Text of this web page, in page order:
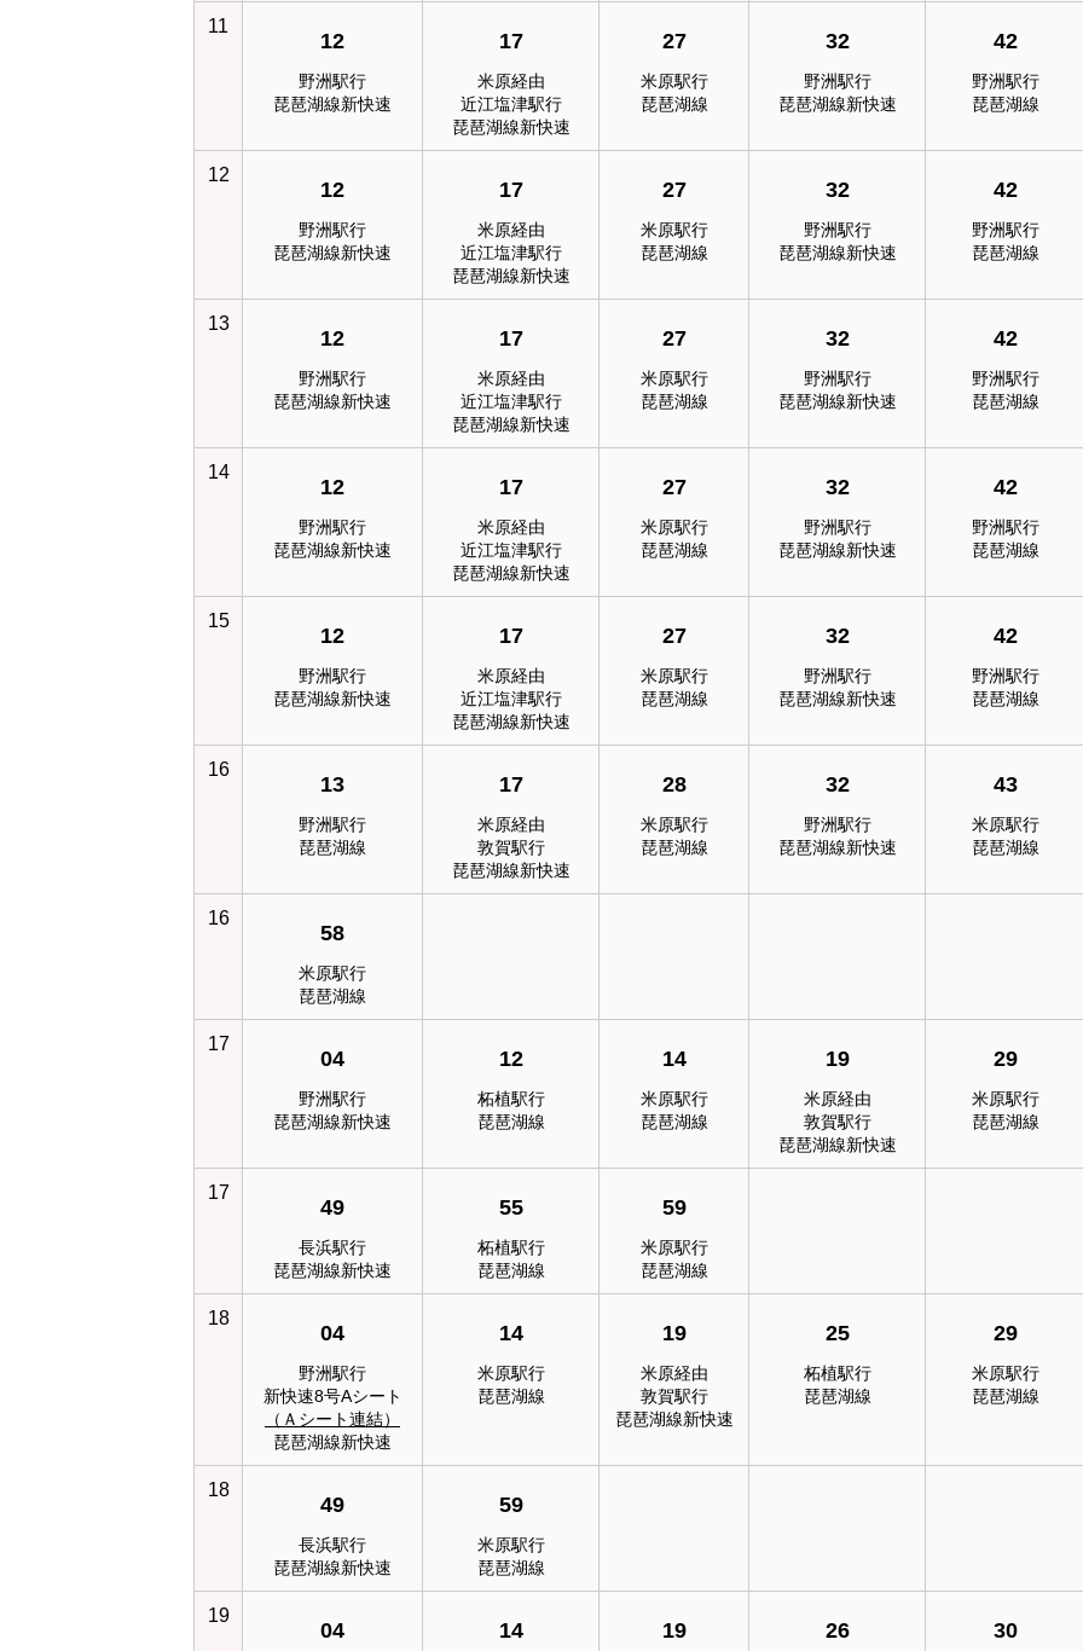
11
12
野洲駅行
琵琶湖線新快速
17
米原経由
近江塩津駅行
琵琶湖線新快速
27
米原駅行
琵琶湖線
32
野洲駅行
琵琶湖線新快速
42
野洲駅行
琵琶湖線
12
12
野洲駅行
琵琶湖線新快速
17
米原経由
近江塩津駅行
琵琶湖線新快速
27
米原駅行
琵琶湖線
32
野洲駅行
琵琶湖線新快速
42
野洲駅行
琵琶湖線
13
12
野洲駅行
琵琶湖線新快速
17
米原経由
近江塩津駅行
琵琶湖線新快速
27
米原駅行
琵琶湖線
32
野洲駅行
琵琶湖線新快速
42
野洲駅行
琵琶湖線
14
12
野洲駅行
琵琶湖線新快速
17
米原経由
近江塩津駅行
琵琶湖線新快速
27
米原駅行
琵琶湖線
32
野洲駅行
琵琶湖線新快速
42
野洲駅行
琵琶湖線
15
12
野洲駅行
琵琶湖線新快速
17
米原経由
近江塩津駅行
琵琶湖線新快速
27
米原駅行
琵琶湖線
32
野洲駅行
琵琶湖線新快速
42
野洲駅行
琵琶湖線
16
13
野洲駅行
琵琶湖線
17
米原経由
敦賀駅行
琵琶湖線新快速
28
米原駅行
琵琶湖線
32
野洲駅行
琵琶湖線新快速
43
米原駅行
琵琶湖線
16
58
米原駅行
琵琶湖線
17
04
野洲駅行
琵琶湖線新快速
12
柘植駅行
琵琶湖線
14
米原駅行
琵琶湖線
19
米原経由
敦賀駅行
琵琶湖線新快速
29
米原駅行
琵琶湖線
17
49
長浜駅行
琵琶湖線新快速
55
柘植駅行
琵琶湖線
59
米原駅行
琵琶湖線
18
04
野洲駅行
新快速8号Aシート
（Ａシート連結）
琵琶湖線新快速
14
米原駅行
琵琶湖線
19
米原経由
敦賀駅行
琵琶湖線新快速
25
柘植駅行
琵琶湖線
29
米原駅行
琵琶湖線
18
49
長浜駅行
琵琶湖線新快速
59
米原駅行
琵琶湖線
19
04 14 19 26 30